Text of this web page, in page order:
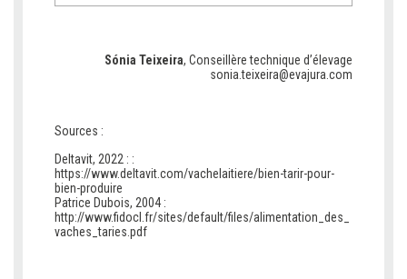
Sónia Teixeira, Conseillère technique d’élevage
sonia.teixeira@evajura.com
Sources :
Deltavit, 2022 : :
https://www.deltavit.com/vachelaitiere/bien-tarir-pour-
bien-produire
Patrice Dubois, 2004 :
http://www.fidocl.fr/sites/default/files/alimentation_des_
vaches_taries.pdf